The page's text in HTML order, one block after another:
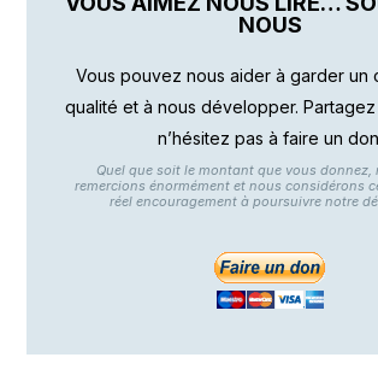
NOUS
Vous pouvez nous aider à garder un
qualité et à nous développer.
n’hésitez pas à faire un
Quel que soit le montant que vous donnez,
remercions énormément et nous considérons
réel encouragement à poursuivre notre